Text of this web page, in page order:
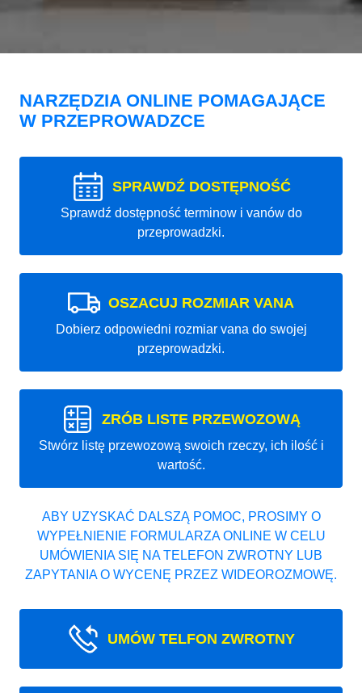
NARZĘDZIA ONLINE POMAGAJĄCE
W PRZEPROWADZCE
SPRAWDŹ DOSTĘPNOŚĆ
Sprawdź dostępność terminow i vanów do
przeprowadzki.
OSZACUJ ROZMIAR VANA
Dobierz odpowiedni rozmiar vana do swojej
przeprowadzki.
ZRÓB LISTE PRZEWOZOWĄ
Stwórz listę przewozową swoich rzeczy, ich ilość i
wartość.
ABY UZYSKAĆ DALSZĄ POMOC, PROSIMY O
WYPEŁNIENIE FORMULARZA ONLINE W CELU
UMÓWIENIA SIĘ NA TELEFON ZWROTNY LUB
ZAPYTANIA O WYCENĘ PRZEZ WIDEOROZMOWĘ.
UMÓW TELFON ZWROTNY